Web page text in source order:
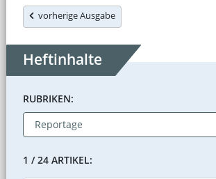
vorherige Ausgabe
Heftinhalte
RUBRIKEN:
1 / 24 ARTIKEL: